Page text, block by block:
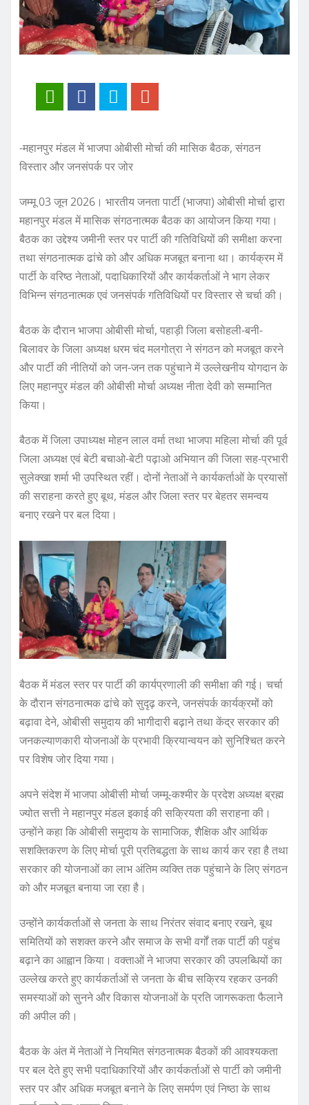
-महानपुर मंडल में भाजपा ओबीसी मोर्चा की मासिक बैठक, संगठन
विस्तार और जनसंपर्क पर जोर
जम्मू 03 जून 2026। भारतीय जनता पार्टी (भाजपा) ओबीसी मोर्चा द्वारा
महानपुर मंडल में मासिक संगठनात्मक बैठक का आयोजन किया गया।
बैठक का उद्देश्य जमीनी स्तर पर पार्टी की गतिविधियों की समीक्षा करना
तथा संगठनात्मक ढांचे को और अधिक मजबूत बनाना था। कार्यक्रम में
पार्टी के वरिष्ठ नेताओं, पदाधिकारियों और कार्यकर्ताओं ने भाग लेकर
विभिन्न संगठनात्मक एवं जनसंपर्क गतिविधियों पर विस्तार से चर्चा की।
बैठक के दौरान भाजपा ओबीसी मोर्चा, पहाड़ी जिला बसोहली-बनी-
बिलावर के जिला अध्यक्ष धरम चंद मलगोत्रा ने संगठन को मजबूत करने
और पार्टी की नीतियों को जन-जन तक पहुंचाने में उल्लेखनीय योगदान के
लिए महानपुर मंडल की ओबीसी मोर्चा अध्यक्ष नीता देवी को सम्मानित
किया।
बैठक में जिला उपाध्यक्ष मोहन लाल वर्मा तथा भाजपा महिला मोर्चा की पूर्व
जिला अध्यक्ष एवं बेटी बचाओ-बेटी पढ़ाओ अभियान की जिला सह-प्रभारी
सुलेक्खा शर्मा भी उपस्थित रहीं। दोनों नेताओं ने कार्यकर्ताओं के प्रयासों
की सराहना करते हुए बूथ, मंडल और जिला स्तर पर बेहतर समन्वय
बनाए रखने पर बल दिया।
बैठक में मंडल स्तर पर पार्टी की कार्यप्रणाली की समीक्षा की गई। चर्चा
के दौरान संगठनात्मक ढांचे को सुदृढ़ करने, जनसंपर्क कार्यक्रमों को
बढ़ावा देने, ओबीसी समुदाय की भागीदारी बढ़ाने तथा केंद्र सरकार की
जनकल्याणकारी योजनाओं के प्रभावी क्रियान्वयन को सुनिश्चित करने
पर विशेष जोर दिया गया।
अपने संदेश में भाजपा ओबीसी मोर्चा जम्मू-कश्मीर के प्रदेश अध्यक्ष ब्रह्म
ज्योत सत्ती ने महानपुर मंडल इकाई की सक्रियता की सराहना की।
उन्होंने कहा कि ओबीसी समुदाय के सामाजिक, शैक्षिक और आर्थिक
सशक्तिकरण के लिए मोर्चा पूरी प्रतिबद्धता के साथ कार्य कर रहा है तथा
सरकार की योजनाओं का लाभ अंतिम व्यक्ति तक पहुंचाने के लिए संगठन
को और मजबूत बनाया जा रहा है।
उन्होंने कार्यकर्ताओं से जनता के साथ निरंतर संवाद बनाए रखने, बूथ
समितियों को सशक्त करने और समाज के सभी वर्गों तक पार्टी की पहुंच
बढ़ाने का आह्वान किया। वक्ताओं ने भाजपा सरकार की उपलब्धियों का
उल्लेख करते हुए कार्यकर्ताओं से जनता के बीच सक्रिय रहकर उनकी
समस्याओं को सुनने और विकास योजनाओं के प्रति जागरूकता फैलाने
की अपील की।
बैठक के अंत में नेताओं ने नियमित संगठनात्मक बैठकों की आवश्यकता
पर बल देते हुए सभी पदाधिकारियों और कार्यकर्ताओं से पार्टी को जमीनी
स्तर पर और अधिक मजबूत बनाने के लिए समर्पण एवं निष्ठा के साथ